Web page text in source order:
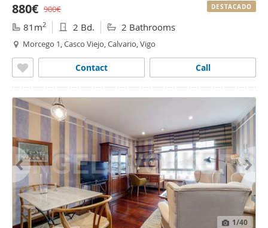
880€ 900€
81m2 2 Bd. 2 Bathrooms
Morcego 1, Casco Viejo, Calvario, Vigo
Call
Contact
DESTACADO
1/40